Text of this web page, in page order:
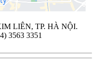
LIÊN, TP. HÀ NỘI.
3563 3351